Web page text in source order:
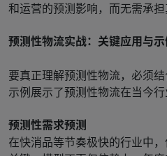
和运营的预测影响，而无需承担
预测性物流实战：关键应用与示
要真正理解预测性物流，必须
示例展示了预测性物流在当今行
预测性需求预测
在快消品等节奏极快的行业中